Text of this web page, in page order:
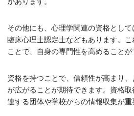
その他にも、心理学関連の資格とし
臨床心理士認定士などもあります。
ことで、自身の専門性を高めることが
資格を持つことで、信頼性が高まり
が広がることが期待できます。資格
連する団体や学校からの情報収集が重